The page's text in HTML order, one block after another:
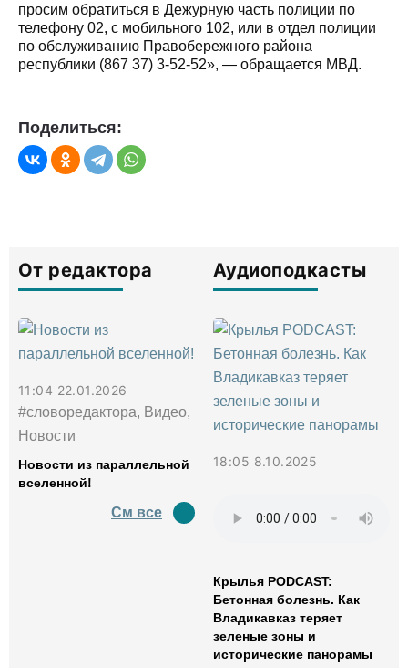
просим обратиться в Дежурную часть полиции по
телефону 02, с мобильного 102, или в отдел полиции
по обслуживанию Правобережного района
республики (867 37) 3-52-52», — обращается МВД.
Поделиться:
От редактора
11:04 22.01.2026
#словоредактора, Видео,
Новости
Новости из параллельной
вселенной!
См все
Аудиоподкасты
18:05 8.10.2025
Крылья PODCAST:
Бетонная болезнь. Как
Владикавказ теряет
зеленые зоны и
исторические панорамы